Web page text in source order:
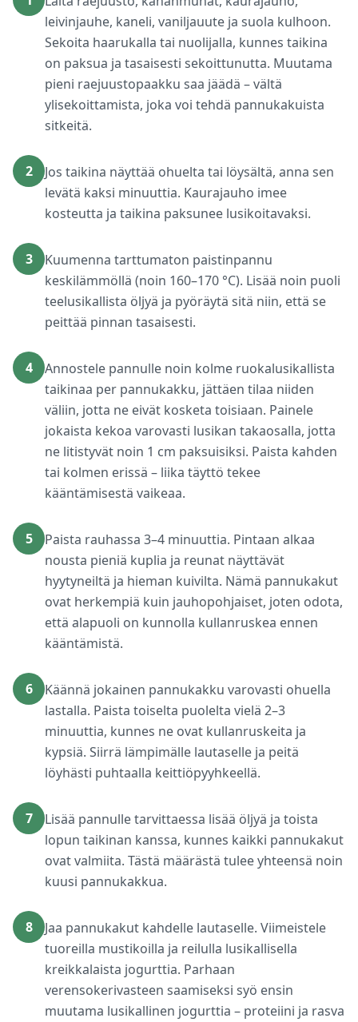
leivinjauhe, kaneli, vaniljauute ja suola kulhoon.
Sekoita haarukalla tai nuolijalla, kunnes taikina
on paksua ja tasaisesti sekoittunutta. Muutama
pieni raejuustopaakku saa jäädä – vältä
ylisekoittamista, joka voi tehdä pannukakuista
sitkeitä.
2
Jos taikina näyttää ohuelta tai löysältä, anna sen
levätä kaksi minuuttia. Kaurajauho imee
kosteutta ja taikina paksunee lusikoitavaksi.
3
Kuumenna tarttumaton paistinpannu
keskilämmöllä (noin 160–170 °C). Lisää noin puoli
teelusikallista öljyä ja pyöräytä sitä niin, että se
peittää pinnan tasaisesti.
4
Annostele pannulle noin kolme ruokalusikallista
taikinaa per pannukakku, jättäen tilaa niiden
väliin, jotta ne eivät kosketa toisiaan. Painele
jokaista kekoa varovasti lusikan takaosalla, jotta
ne litistyvät noin 1 cm paksuisiksi. Paista kahden
tai kolmen erissä – liika täyttö tekee
kääntämisestä vaikeaa.
5
Paista rauhassa 3–4 minuuttia. Pintaan alkaa
nousta pieniä kuplia ja reunat näyttävät
hyytyneiltä ja hieman kuivilta. Nämä pannukakut
ovat herkempiä kuin jauhopohjaiset, joten odota,
että alapuoli on kunnolla kullanruskea ennen
kääntämistä.
6
Käännä jokainen pannukakku varovasti ohuella
lastalla. Paista toiselta puolelta vielä 2–3
minuuttia, kunnes ne ovat kullanruskeita ja
kypsiä. Siirrä lämpimälle lautaselle ja peitä
löyhästi puhtaalla keittiöpyyhkeellä.
7
Lisää pannulle tarvittaessa lisää öljyä ja toista
lopun taikinan kanssa, kunnes kaikki pannukakut
ovat valmiita. Tästä määrästä tulee yhteensä noin
kuusi pannukakkua.
8
Jaa pannukakut kahdelle lautaselle. Viimeistele
tuoreilla mustikoilla ja reilulla lusikallisella
kreikkalaista jogurttia. Parhaan
verensokerivasteen saamiseksi syö ensin
muutama lusikallinen jogurttia – proteiini ja rasva